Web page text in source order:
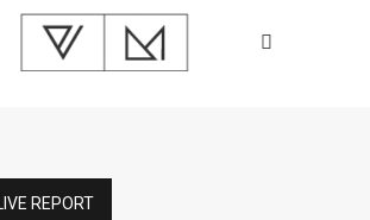
REPORT